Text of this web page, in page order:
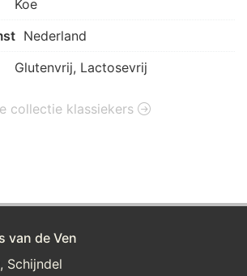
Koe
Nederland
Glutenvrij, Lactosevrij
collectie klassiekers
van de Ven
Schijndel